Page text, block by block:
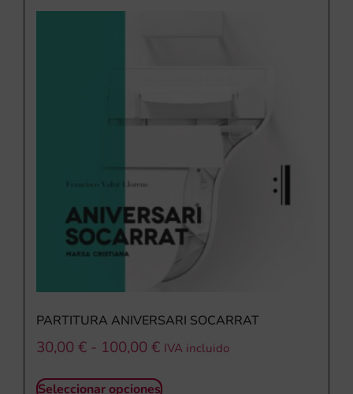
PARTITURA ANIVERSARI SOCARRAT
30,00 € - 100,00 € IVA incluido
Seleccionar opciones